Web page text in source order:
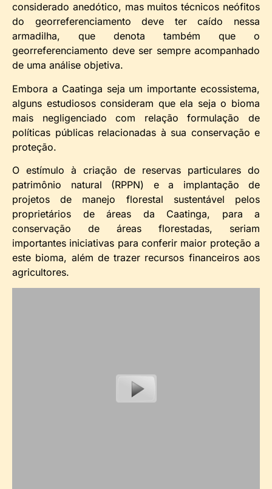
considerado anedótico, mas muitos técnicos neófitos
do georreferenciamento deve ter caído nessa
armadilha, que denota também que o
georreferenciamento deve ser sempre acompanhado
de uma análise objetiva.
Embora a Caatinga seja um importante ecossistema,
alguns estudiosos consideram que ela seja o bioma
mais negligenciado com relação formulação de
políticas públicas relacionadas à sua conservação e
proteção.
O estímulo à criação de reservas particulares do
patrimônio natural (RPPN) e a implantação de
projetos de manejo florestal sustentável pelos
proprietários de áreas da Caatinga, para a
conservação de áreas florestadas, seriam
importantes iniciativas para conferir maior proteção a
este bioma, além de trazer recursos financeiros aos
agricultores.